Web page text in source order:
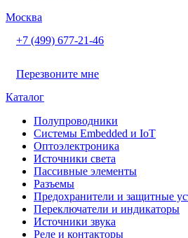
Москва
+7 (499) 677-21-46
Перезвоните мне
Каталог
Полупроводники
Системы Embedded и IoT
Oптоэлектроника
Источники света
Пассивные элементы
Разъeмы
Предохранители и защитные
Переключатели и индикаторы
Источники звука
Реле и контакторы